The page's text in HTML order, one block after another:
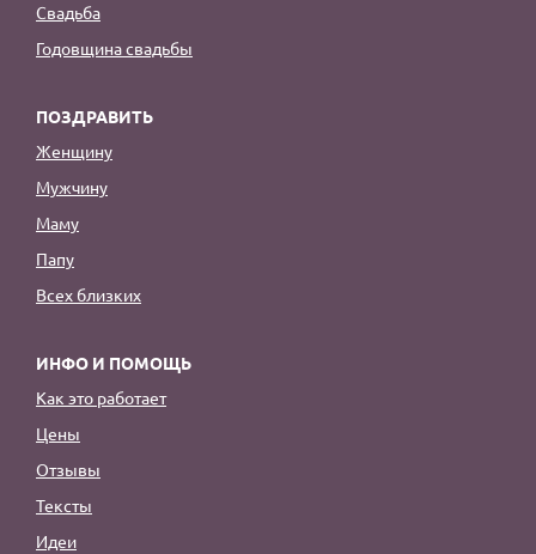
Свадьба
Годовщина свадьбы
ПОЗДРАВИТЬ
Женщину
Мужчину
Маму
Папу
Всех близких
ИНФО И ПОМОЩЬ
Как это работает
Цены
Отзывы
Тексты
Идеи